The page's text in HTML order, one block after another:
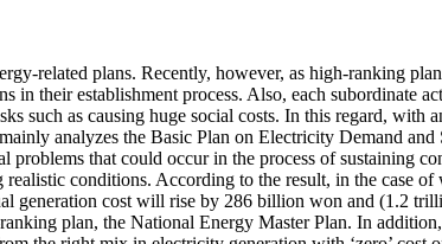
related plans. Recently, however, as high-ranking
in their establishment process. Also, each
such as causing huge social costs. In this regard,
analyzes the Basic Plan on Electricity Demand
that could occur in the process of sustaining
realistic conditions. According to the result, in the case
generation cost will rise by 286 billion won and (1.2
plan, the National Energy Master Plan. In